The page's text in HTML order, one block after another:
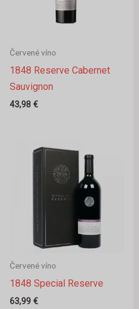
Červené víno
1848 Reserve Cabernet
Sauvignon
43,98 €
Červené víno
1848 Special Reserve
63,99 €